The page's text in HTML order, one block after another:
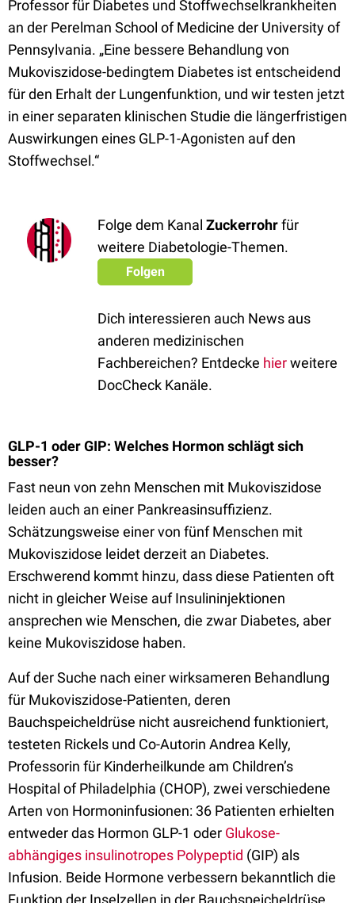
Professor für Diabetes und Stoffwechselkrankheiten
an der Perelman School of Medicine der University of
Pennsylvania. „Eine bessere Behandlung von
Mukoviszidose-bedingtem Diabetes ist entscheidend
für den Erhalt der Lungenfunktion, und wir testen jetzt
in einer separaten klinischen Studie die längerfristigen
Auswirkungen eines GLP-1-Agonisten auf den
Stoffwechsel.“
Folge dem Kanal Zuckerrohrfür
weitere Diabetologie-Themen.
Folgen
Dich interessieren auch News aus
anderen medizinischen
Fachbereichen? Entdecke hierweitere
DocCheck Kanäle.
GLP-1 oder GIP: Welches Hormon schlägt sich
besser?
Fast neun von zehn Menschen mit Mukoviszidose
leiden auch an einer Pankreasinsuffizienz.
Schätzungsweise einer von fünf Menschen mit
Mukoviszidose leidet derzeit an Diabetes.
Erschwerend kommt hinzu, dass diese Patienten oft
nicht in gleicher Weise auf Insulininjektionen
ansprechen wie Menschen, die zwar Diabetes, aber
keine Mukoviszidose haben.
Auf der Suche nach einer wirksameren Behandlung
für Mukoviszidose-Patienten, deren
Bauchspeicheldrüse nicht ausreichend funktioniert,
testeten Rickels und Co-Autorin Andrea Kelly,
Professorin für Kinderheilkunde am Children’s
Hospital of Philadelphia (CHOP), zwei verschiedene
Arten von Hormoninfusionen: 36 Patienten erhielten
entweder das Hormon GLP-1 oder Glukose-
abhängiges insulinotropes Polypeptid (GIP) als
Infusion. Beide Hormone verbessern bekanntlich die
Funktion der Inselzellen in der Bauchspeicheldrüse.